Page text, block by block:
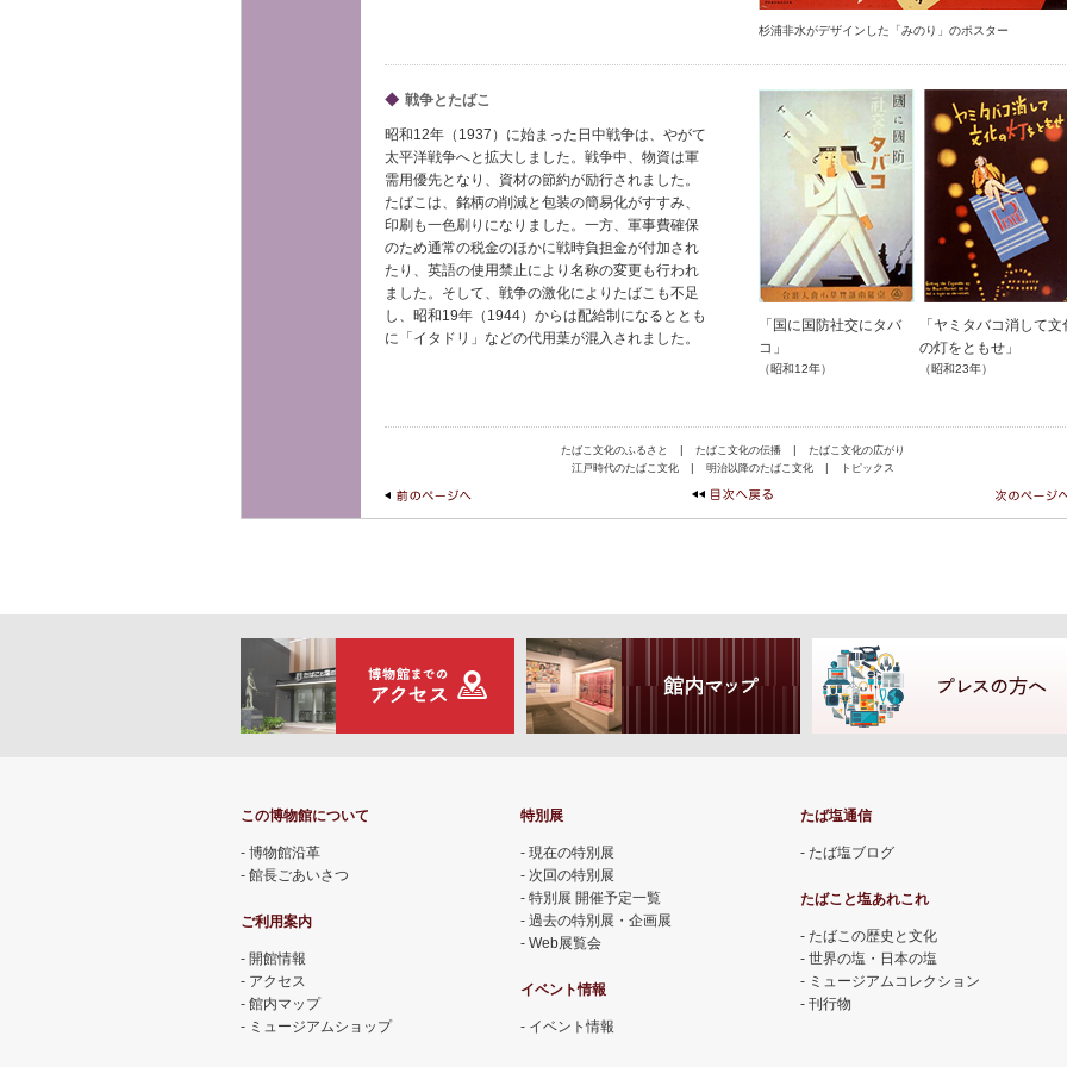
杉浦非水がデザインした「みのり」のポスター
◆ 戦争とたばこ
昭和12年（1937）に始まった日中戦争は、やがて
太平洋戦争へと拡大しました。戦争中、物資は軍
需用優先となり、資材の節約が励行されました。
たばこは、銘柄の削減と包装の簡易化がすすみ、
印刷も一色刷りになりました。一方、軍事費確保
のため通常の税金のほかに戦時負担金が付加され
たり、英語の使用禁止により名称の変更も行われ
ました。そして、戦争の激化によりたばこも不足
し、昭和19年（1944）からは配給制になるととも
に「イタドリ」などの代用葉が混入されました。
「国に国防社交にタバ
コ」
（昭和12年）
「ヤミタバコ消して文
の灯をともせ」
（昭和23年）
たばこ文化のふるさと | たばこ文化の伝播| たばこ文化の広がり
江戸時代のたばこ文化| 明治以降のたばこ文化| トピックス
この博物館について
博物館沿革
館長ごあいさつ
ご利用案内
開館情報
アクセス
館内マップ
ミュージアムショップ
特別展
現在の特別展
次回の特別展
特別展 開催予定一覧
過去の特別展・企画展
Web展覧会
イベント情報
イベント情報
たば塩通信
たば塩ブログ
たばこと塩あれこれ
たばこの歴史と文化
世界の塩・日本の塩
ミュージアムコレクション
刊行物